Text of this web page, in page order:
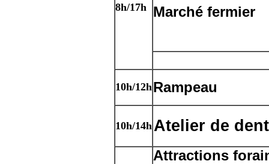
8h/17h Marché fermier
10h/12h Rampeau
10h/14h Atelier de
Attractions